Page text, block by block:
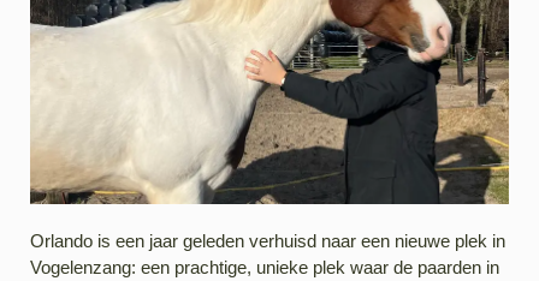
Orlando is een jaar geleden verhuisd naar een nieuwe plek in
Vogelenzang: een prachtige, unieke plek waar de paarden in